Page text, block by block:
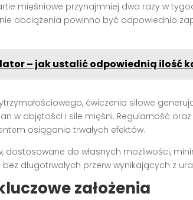
mięśniowe przynajmniej dwa razy w
obciążenia powinno być odpowiednio
– jak ustalić odpowiednią ilość
ćwiczenia siłowe
w objętości i sile mięśni. Regularność
osiągania trwałych efektów.
dostosowane do własnych możliwości,
długotrwałych przerw wynikających z
założenia